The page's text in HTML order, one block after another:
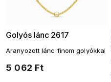
Golyós lánc 2617
5 062 Ft
Aranyozott lánc finom golyókkal